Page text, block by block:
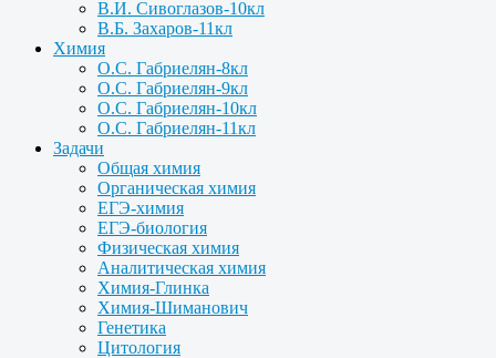
В.И. Сивоглазов-10кл
В.Б. Захаров-11кл
Химия
О.С. Габриелян-8кл
О.С. Габриелян-9кл
О.С. Габриелян-10кл
О.С. Габриелян-11кл
Задачи
Общая химия
Органическая химия
ЕГЭ-химия
ЕГЭ-биология
Физическая химия
Аналитическая химия
Химия-Глинка
Химия-Шиманович
Генетика
Цитология